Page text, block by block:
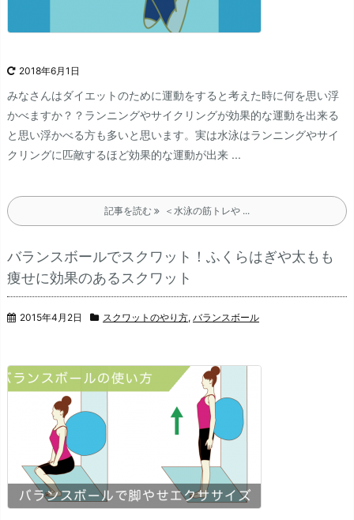
2018年6月1日
みなさんはダイエットのために運動をすると考えた時に何を思い浮
かべますか？？ランニングやサイクリングが効果的な運動を出来る
と思い浮かべる方も多いと思います。 実は水泳はランニングやサイ
クリングに匹敵するほど効果的な運動が出来 ...
記事を読む ＜水泳の筋トレや ...
バランスボールでスクワット！ふくらはぎや太もも
痩せに効果のあるスクワット
2015年4月2日 スクワットのやり方, バランスボール